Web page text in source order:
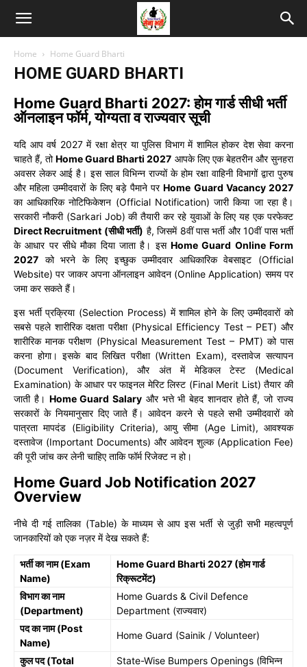
Home Home Guard Bharti
HOME GUARD BHARTI
Home Guard Bharti 2027: होम गार्ड सीधी भर्ती
ऑनलाइन फॉर्म, योग्यता व राज्यवार सूची
यदि आप वर्ष 2027 में रक्षा क्षेत्र या पुलिस विभाग में शामिल होकर देश सेवा करना
चाहते हैं, तोHome Guard Bharti 2027 आपके लिए एक बेहतरीन और सुनहरा
अवसर लेकर आई है। इस साल विभिन्न राज्यों के होम रक्षा वाहिनी विभागों द्वारा पुरुष
और महिला उम्मीदवारों के लिए बड़े पैमाने परHome Guard Vacancy 2027
का आधिकारिक नोटिफिकेशन (Official Notification) जारी किया जा रहा है।
सरकारी नौकरी (Sarkari Job) की तैयारी कर रहे युवाओं के लिए यह एक परफेक्ट
Direct Recruitment (सीधी भर्ती) है, जिसमें 8वीं पास भर्ती और 10वीं पास भर्ती
के आधार पर सीधे मौका दिया जाता है। इस Home Guard Online Form
2027 को भरने के लिए इच्छुक उम्मीदवार आधिकारिक वेबसाइट (Official
Website) पर जाकर अपना ऑनलाइन आवेदन (Online Application) समय पर
जमा कर सकते हैं।
इस भर्ती प्रक्रिया (Selection Process) में शामिल होने के लिए उम्मीदवारों को
सबसे पहले शारीरिक दक्षता परीक्षा (Physical Efficiency Test – PET) और
शारीरिक मानक परीक्षण (Physical Measurement Test – PMT) को पास
करना होगा। इसके बाद लिखित परीक्षा (Written Exam), दस्तावेज सत्यापन
(Document Verification), और अंत में मेडिकल टेस्ट (Medical
Examination) के आधार पर फाइनल मेरिट लिस्ट (Final Merit List) तैयार की
जाती है। Home Guard Salary और भत्ते भी बेहद शानदार होते हैं, जो राज्य
सरकारों के नियमानुसार दिए जाते हैं। आवेदन करने से पहले सभी उम्मीदवारों को
पात्रता मापदंड (Eligibility Criteria), आयु सीमा (Age Limit), आवश्यक
दस्तावेज (Important Documents) और आवेदन शुल्क (Application Fee)
की पूरी जांच कर लेनी चाहिए ताकि फॉर्म रिजेक्ट न हो।
Home Guard Job Notification 2027
Overview
नीचे दी गई तालिका (Table) के माध्यम से आप इस भर्ती से जुड़ी सभी महत्वपूर्ण
जानकारियों को एक नज़र में देख सकते हैं:
भर्ती का नाम (Exam
Name)
Home Guard Bharti 2027 (होम गार्ड
रिक्रूटमेंट)
विभाग का नाम
(Department)
Home Guards & Civil Defence
Department (राज्यवार)
पद का नाम (Post
Name)
Home Guard (Sainik / Volunteer)
कुल पद (Total
State-Wise Bumpers Openings (विभिन्न